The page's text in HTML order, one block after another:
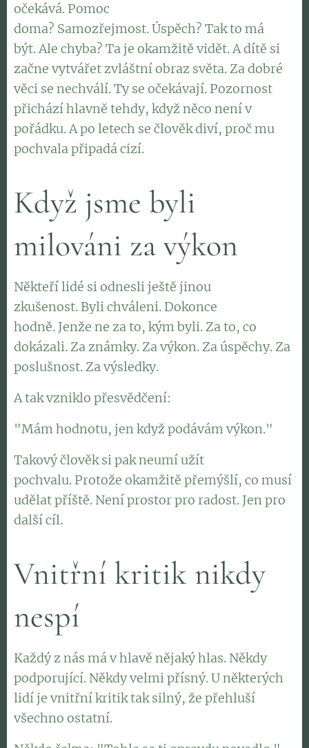
očekává. Pomoc
doma? Samozřejmost. Úspěch? Tak to má
být. Ale chyba? Ta je okamžitě vidět. A dítě si
začne vytvářet zvláštní obraz světa. Za dobré
věci se nechválí. Ty se očekávají. Pozornost
přichází hlavně tehdy, když něco není v
pořádku. A po letech se člověk diví, proč mu
pochvala připadá cizí.
Když jsme byli
milováni za výkon
Někteří lidé si odnesli ještě jinou
zkušenost. Byli chváleni. Dokonce
hodně. Jenže ne za to, kým byli. Za to, co
dokázali. Za známky. Za výkon. Za úspěchy. Za
poslušnost. Za výsledky.
A tak vzniklo přesvědčení:
"Mám hodnotu, jen když podávám výkon."
Takový člověk si pak neumí užít
pochvalu. Protože okamžitě přemýšlí, co musí
udělat příště. Není prostor pro radost. Jen pro
další cíl.
Vnitřní kritik nikdy
nespí
Každý z nás má v hlavě nějaký hlas. Někdy
podporující. Někdy velmi přísný. U některých
lidí je vnitřní kritik tak silný, že přehluší
všechno ostatní.